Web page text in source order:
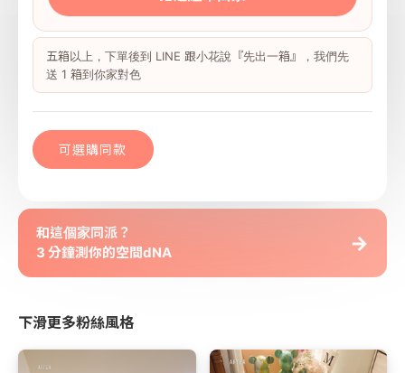
五箱以上，下單後到 LINE 跟小花說『先出一箱』，我們先
送 1 箱到你家對色
可選購同款
和這個家同派？
3 分鐘測你的空間dNA
→
下滑更多粉絲風格